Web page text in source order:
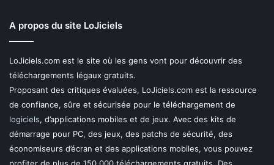
A propos du site LoJiciels
LoJiciels.com est le site où les gens vont pour découvrir des
téléchargements légaux gratuits.
Proposant des critiques évaluées, LoJiciels.com est la ressource
de confiance, sûre et sécurisée pour le téléchargement de
logiciels, d’applications mobiles et de jeux. Avec des kits de
démarrage pour PC, des jeux, des patchs de sécurité, des
économiseurs d’écran et des applications mobiles, vous pouvez